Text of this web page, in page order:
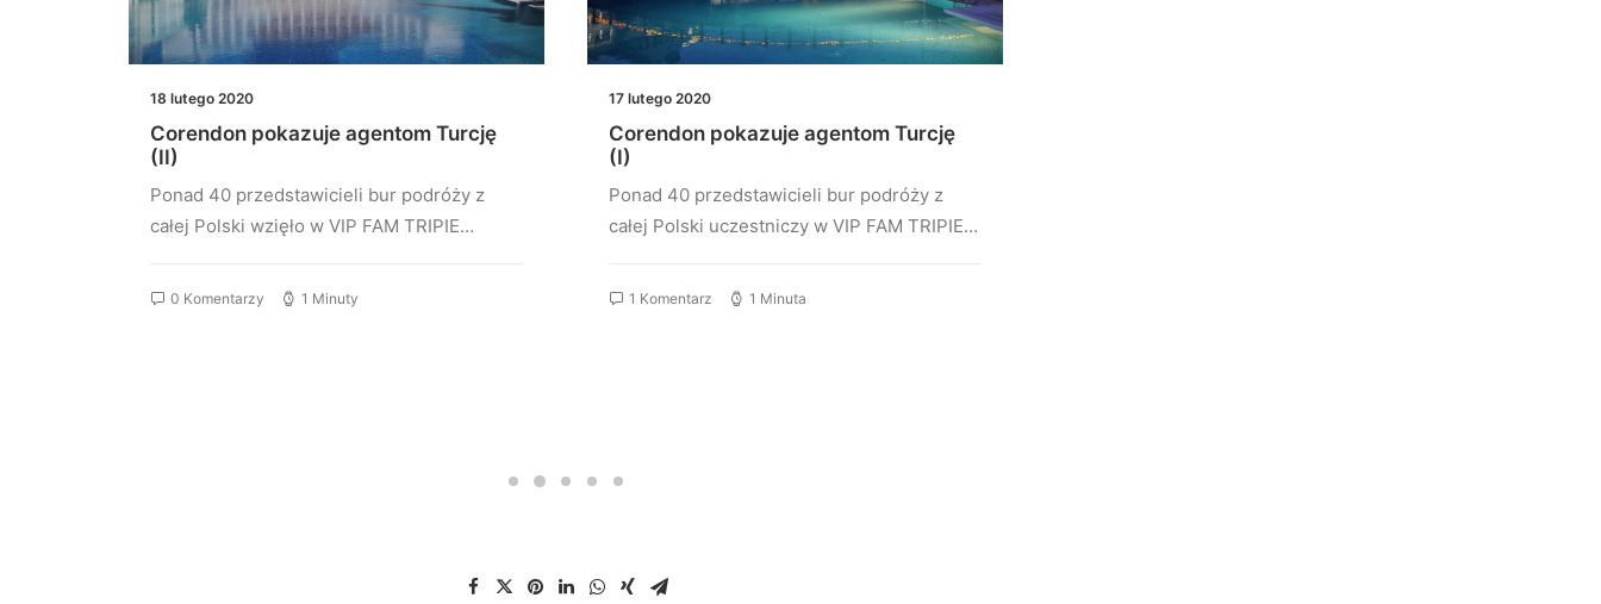
18 lutego 2020
Corendon pokazuje agentom Turcję
(II)
Ponad 40 przedstawicieli bur podróży z
całej Polski wzięło w VIP FAM TRIPIE…
0 Komentarzy 1 Minuty
17 lutego 2020
Corendon pokazuje agentom Turcję
(I)
Ponad 40 przedstawicieli bur podróży z
całej Polski uczestniczy w VIP FAM TRIPIE…
1 Komentarz 1 Minuta